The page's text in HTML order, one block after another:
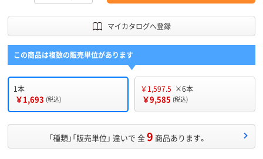
マイカタログへ登録
この商品は複数の販売単位があります
1本
￥1,693 (税込)
￥1,597.5 ×6本
￥9,585 (税込)
「種類」「販売単位」 違いで 全9 商品あります。